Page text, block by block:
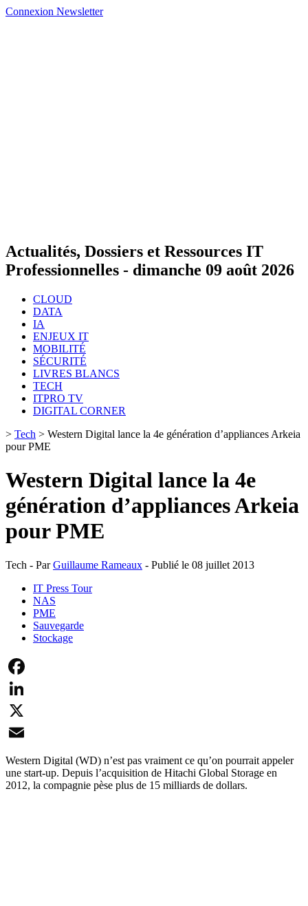
Connexion Newsletter
Actualités, Dossiers et Ressources IT
Professionnelles - dimanche 09 août 2026
CLOUD
DATA
IA
ENJEUX IT
MOBILITÉ
SÉCURITÉ
LIVRES BLANCS
TECH
ITPRO TV
DIGITAL CORNER
> Tech > Western Digital lance la 4e génération d’appliances Arkeia
pour PME
Western Digital lance la 4e
génération d’appliances Arkeia
pour PME
Tech - ParGuillaume Rameaux - Publié le 08 juillet 2013
IT Press Tour
NAS
PME
Sauvegarde
Stockage
Facebook
LinkedIn
X
Email
Western Digital (WD) n’est pas vraiment ce qu’on pourrait appeler
une start-up. Depuis l’acquisition de Hitachi Global Storage en
2012, la compagnie pèse plus de 15 milliards de dollars.